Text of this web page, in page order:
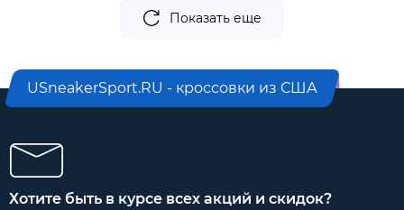
Показать еще
USneakerSport.RU - кроссовки из США
Хотите быть в курсе всех акций и скидок?